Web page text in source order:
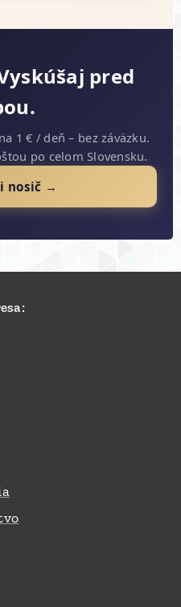
pred
1 € / deň – bez záväzku.
po celom Slovensku.
nosič →